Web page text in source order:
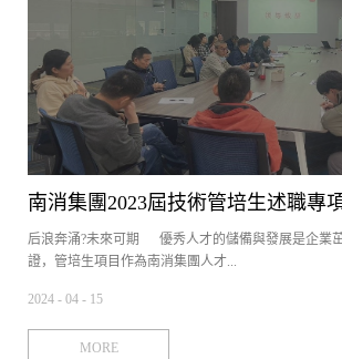
時間等關鍵技術參數均達到最優狀態，并能保證持續
為接下來的真火試驗奠定了堅實的基礎。 試驗模型
流變在極端火災條件下的真實工況，共消耗燃油約21
積高達100㎡，對滅火系統提出了極高的挑戰。試驗團
油溫加熱至165℃后，利用脈沖點火器瞬間點燃油盤
要求預燃3分鐘后，熱值達到頂峰，現場熱浪滾滾
情，南消CAFS系統迅速響應，壓縮空氣泡沫通過消
僅用時1分38秒便徹底撲滅了明火。隨后，系統持續
南消集團2023屆技術管培生述職專
束
后浪奔涌?未來可期 優秀人才的儲備與發展是企業
證，管培生項目作為南消集團人才...
培養的一項重要措施，在推動企業發展過程中起到不
更有效地發掘管培生工作才能，了解管培生工作狀態
2024 - 04 - 15
MORE